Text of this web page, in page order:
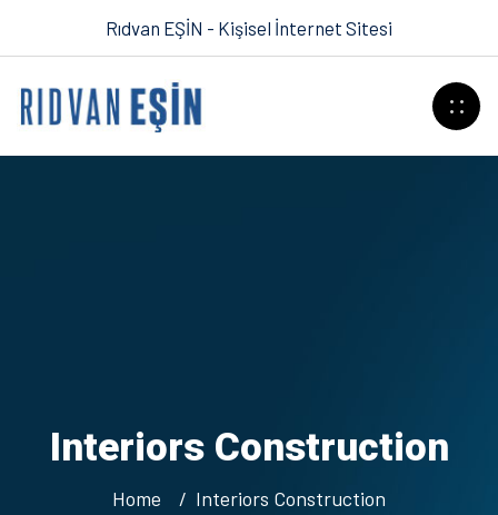
Rıdvan EŞİN - Kişisel İnternet Sitesi
Interiors Construction
Home Interiors Construction